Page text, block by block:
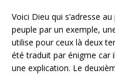
Voici Dieu qui s’adresse
peuple par un exemple,
utilise pour ceux là deux
été traduit par énigme car
une explication. Le